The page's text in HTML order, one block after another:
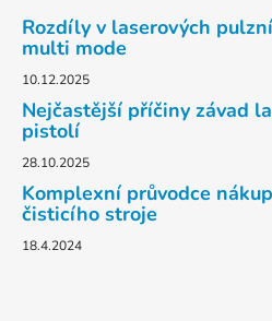
Rozdíly v laserových
multi mode
10.12.2025
Nejčastější příčiny závad
pistolí
28.10.2025
Komplexní průvodce
čisticího stroje
18.4.2024